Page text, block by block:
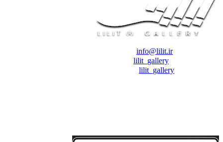
info@lilit.ir
lilit_gallery
lilit_gallery